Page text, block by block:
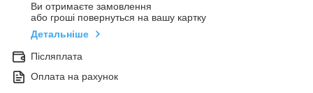
Ви отримаєте замовлення
або гроші повернуться на вашу картку
Детальніше
Післяплата
Оплата на рахунок